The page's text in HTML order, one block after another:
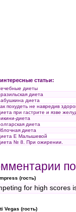
статьи:
диеты
диета
диета
похудеть не навредив
при гастрите и язве
диета
диета
диета
Е Малышевой
№ 8. При ожирении.
(гость)
for high scores
Vegas (гость)